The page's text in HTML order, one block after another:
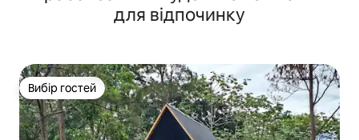
для відпочинку
Вибір гостей
Вибір гостей